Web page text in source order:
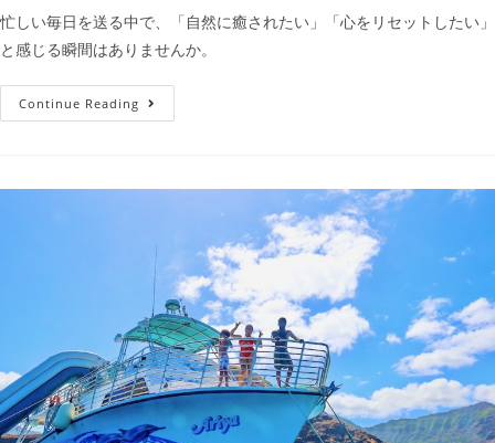
忙しい毎日を送る中で、「自然に癒されたい」「心をリセットしたい」
と感じる瞬間はありませんか。
Continue Reading